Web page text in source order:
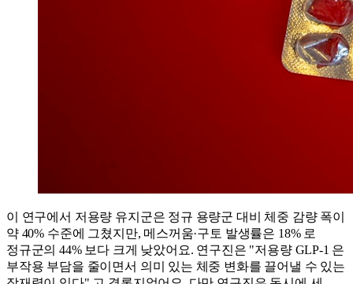
이 연구에서 저용량 유지군은 정규 용량군 대비 체중 감량 폭이
약 40% 수준에 그쳤지만, 메스꺼움·구토 발생률은 18% 로
정규군의 44% 보다 크게 낮았어요. 연구진은 "저용량 GLP-1 은
부작용 부담을 줄이면서 의미 있는 체중 변화를 끌어낼 수 있는